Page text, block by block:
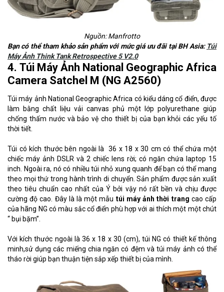
Nguồn: Manfrotto
Bạn có thể tham khảo sản phẩm với mức giá ưu đãi tại BH Asia: Túi
Máy Ảnh Think Tank Retrospective 5 V2.0
4. Túi Máy Ảnh National Geographic Africa
Camera Satchel M (NG A2560)
Túi máy ảnh National Geographic Africa có kiểu dáng cổ điển, được
làm bằng chất liệu vải canvas phủ một lớp polyurethane giúp
chống thấm nước và bảo vệ cho thiết bị của bạn khỏi các yếu tố
thời tiết.
Túi có kích thước bên ngoài là 36 x 18 x 30 cm có thể chứa một
chiếc máy ảnh DSLR và 2 chiếc lens rời; có ngăn chứa laptop 15
inch. Ngoài ra, nó có nhiều túi nhỏ xung quanh để bạn có thể mang
theo mọi thứ trong hành trình di chuyển. Sản phẩm được sản xuất
theo tiêu chuẩn cao nhất của Ý bởi vậy nó rất bền và chịu được
cường độ cao. Đây là là một mẫu túi máy ảnh thời trang cao cấp
của hãng NG có màu sắc cổ điển phù hợp với ai thích một một chút
“ bụi bặm”.
Với kích thước ngoài là 36 x 18 x 30 (cm), túi NG có thiết kế thông
minh,sử dụng các miếng chia ngăn có đệm và túi máy ảnh có thể
tháo rời giúp bạn thuận tiện sắp xếp thiết bị của mình.